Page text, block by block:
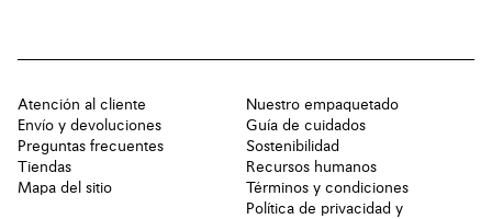
Atención al cliente
Envío y devoluciones
Preguntas frecuentes
Tiendas
Mapa del sitio
Nuestro empaquetado
Guía de cuidados
Sostenibilidad
Recursos humanos
Términos y condiciones
Política de privacidad y